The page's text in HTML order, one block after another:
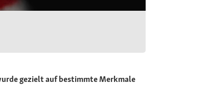
gezielt auf bestimmte Merkmale